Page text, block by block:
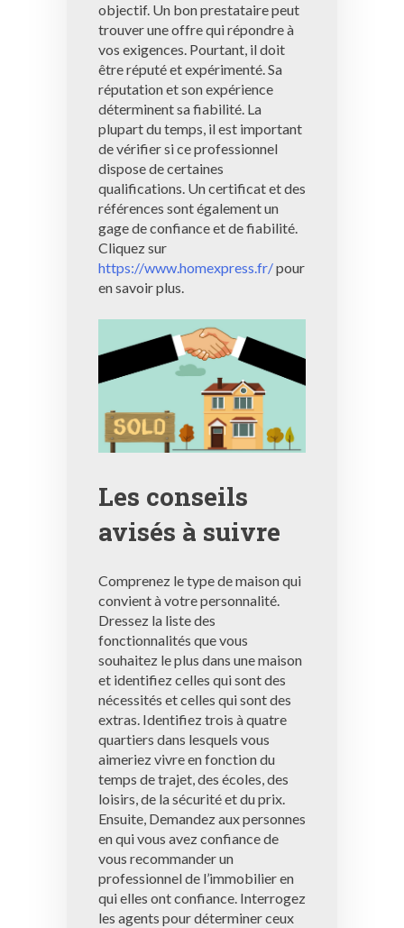
objectif. Un bon prestataire peut
trouver une offre qui répondre à
vos exigences. Pourtant, il doit
être réputé et expérimenté. Sa
réputation et son expérience
déterminent sa fiabilité. La
plupart du temps, il est important
de vérifier si ce professionnel
dispose de certaines
qualifications. Un certificat et des
références sont également un
gage de confiance et de fiabilité.
Cliquez sur
https://www.homexpress.fr/pour
en savoir plus.
Les conseils
avisés à suivre
Comprenez le type de maison qui
convient à votre personnalité.
Dressez la liste des
fonctionnalités que vous
souhaitez le plus dans une maison
et identifiez celles qui sont des
nécessités et celles qui sont des
extras. Identifiez trois à quatre
quartiers dans lesquels vous
aimeriez vivre en fonction du
temps de trajet, des écoles, des
loisirs, de la sécurité et du prix.
Ensuite, Demandez aux personnes
en qui vous avez confiance de
vous recommander un
professionnel de l’immobilier en
qui elles ont confiance. Interrogez
les agents pour déterminer ceux